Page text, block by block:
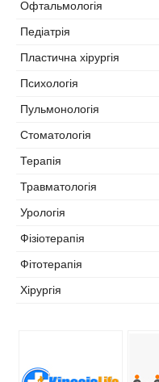
Офтальмологія
Педіатрія
Пластична хірургія
Психологія
Пульмонологія
Стоматологія
Терапія
Травматологія
Урологія
Фізіотерапія
Фітотерапія
Хірургія